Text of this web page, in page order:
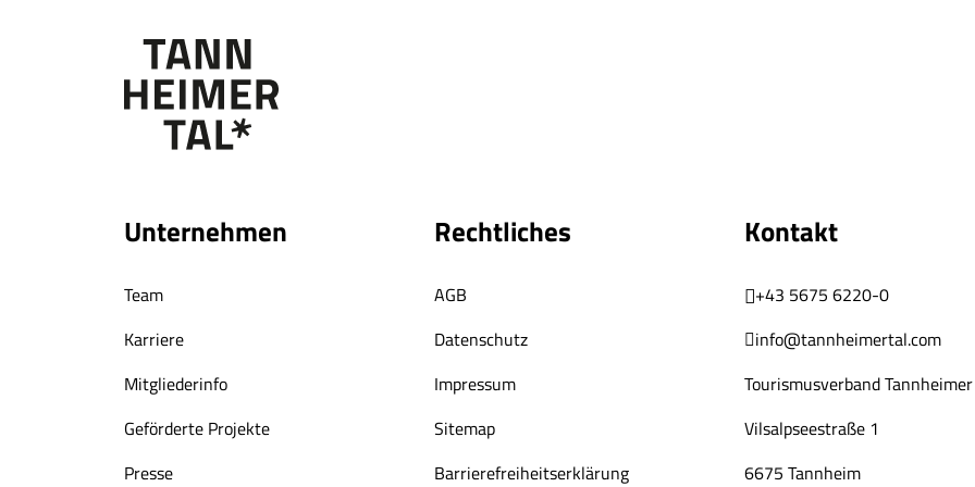
Unternehmen
Team
Karriere
Mitgliederinfo
Geförderte Projekte
Presse
Rechtliches
AGB
Datenschutz
Impressum
Sitemap
Barrierefreiheitserklärung
Kontakt
+43 5675 6220-0
info@tannheimertal.com
Tourismusverband
Vilsalpseestraße 1
6675 Tannheim